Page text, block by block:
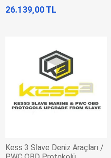
26.139,00 TL
Kess 3 Slave Deniz Araçları /